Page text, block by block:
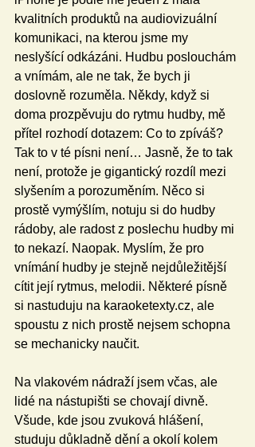
kvalitních produktů na audiovizuální
komunikaci, na kterou jsme my
neslyšící odkázáni. Hudbu poslouchám
a vnímám, ale ne tak, že bych ji
doslovně rozuměla. Někdy, když si
doma prozpěvuju do rytmu hudby, mě
přítel rozhodí dotazem: Co to zpíváš?
Tak to v té písni není… Jasně, že to tak
není, protože je gigantický rozdíl mezi
slyšením a porozuměním. Něco si
prostě vymýšlím, notuju si do hudby
rádoby, ale radost z poslechu hudby mi
to nekazí. Naopak. Myslím, že pro
vnímání hudby je stejně nejdůležitější
cítit její rytmus, melodii. Některé písně
si nastuduju na karaoketexty.cz, ale
spoustu z nich prostě nejsem schopna
se mechanicky naučit.
Na vlakovém nádraží jsem včas, ale
lidé na nástupišti se chovají divně.
Všude, kde jsou zvuková hlášení,
studuju důkladně dění a okolí kolem